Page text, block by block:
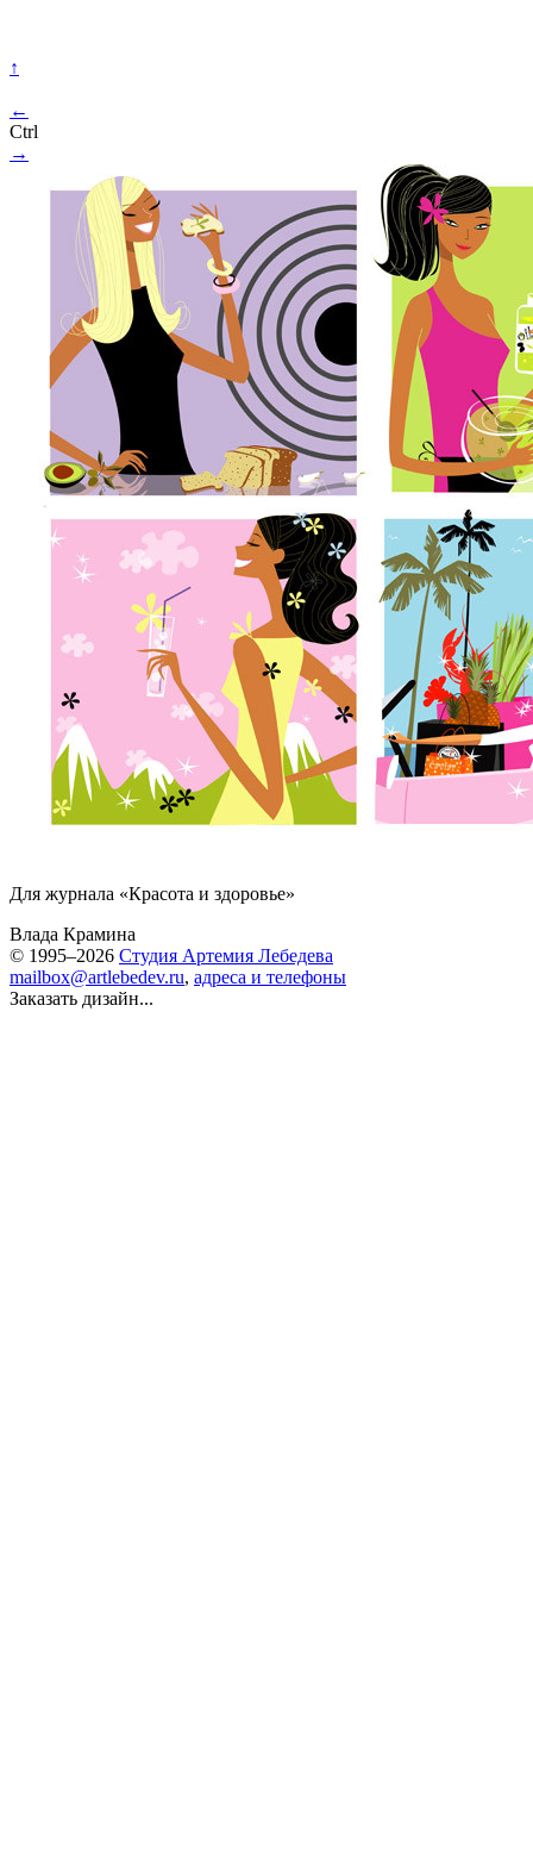
↑
←
Ctrl
→
Для журнала «Красота и здоровье»
Влада Крамина
© 1995–2026 Студия Артемия Лебедева
mailbox@artlebedev.ru, адреса и телефоны
Заказать дизайн...